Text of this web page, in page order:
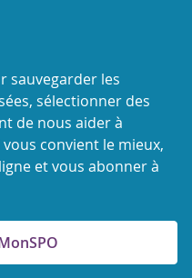
sauvegarder les
sélectionner des
de nous aider à
convient le mieux,
et vous abonner à